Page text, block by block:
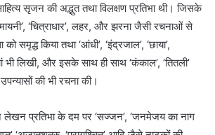
सृजन की अद्भुत तथा विलक्षण प्रतिभा थी। जिसके
‘चित्राधार’, लहर, और झरना जैसी रचनाओं से
को समृद्ध किया तथा ‘आंधी’, ‘इंद्रजाल’, ‘छाया’,
भी लिखी, और इसके साथ ही साथ ‘कंकाल’, ‘तितली’
की भी रचना की।
प्रतिभा के दम पर ‘सज्जन’, ‘जनमेजय का नाग